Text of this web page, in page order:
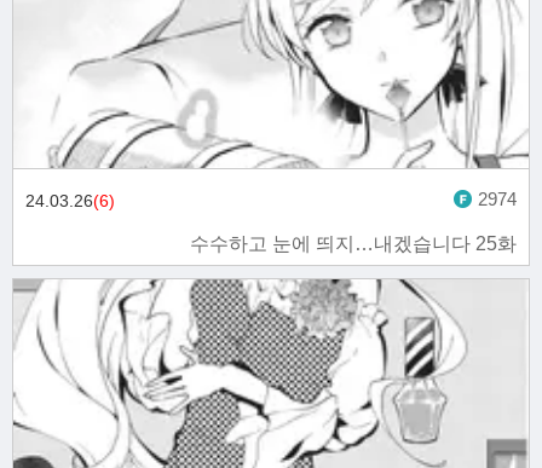
수수하고 눈에 띄지…내겠습니다 25화
24.03.26(6) 2974